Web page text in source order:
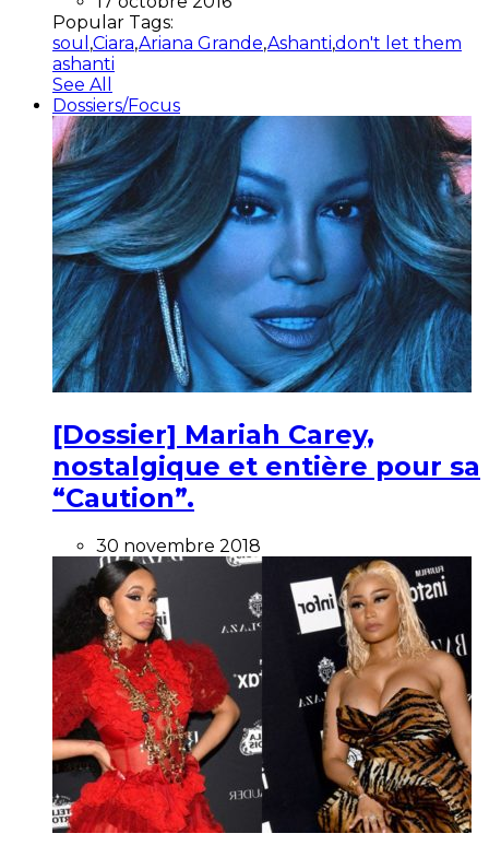
Popular Tags:
soul ,Ciara,Ariana Grande,Ashanti,don't let them
ashanti
See All
Dossiers/Focus
[Dossier] Mariah Carey,
nostalgique et entière pour sa
“Caution”.
30 novembre 2018